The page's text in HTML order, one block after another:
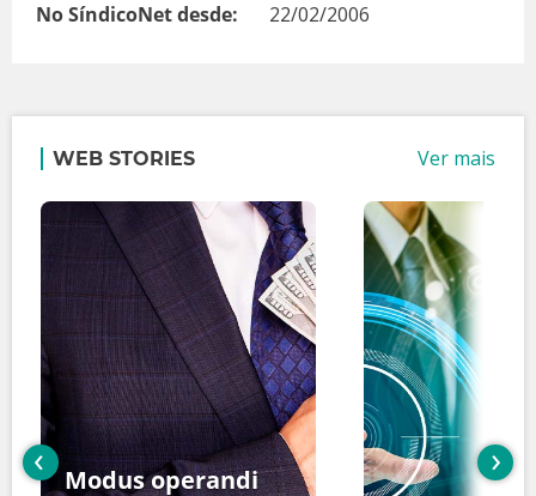
No SíndicoNet desde:
22/02/2006
WEB STORIES Ver mais
Modus operandi
‹ ›